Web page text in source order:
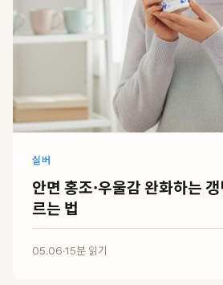
실버
안면 홍조·우울감 완화하는
르는 법
05.06·15분 읽기